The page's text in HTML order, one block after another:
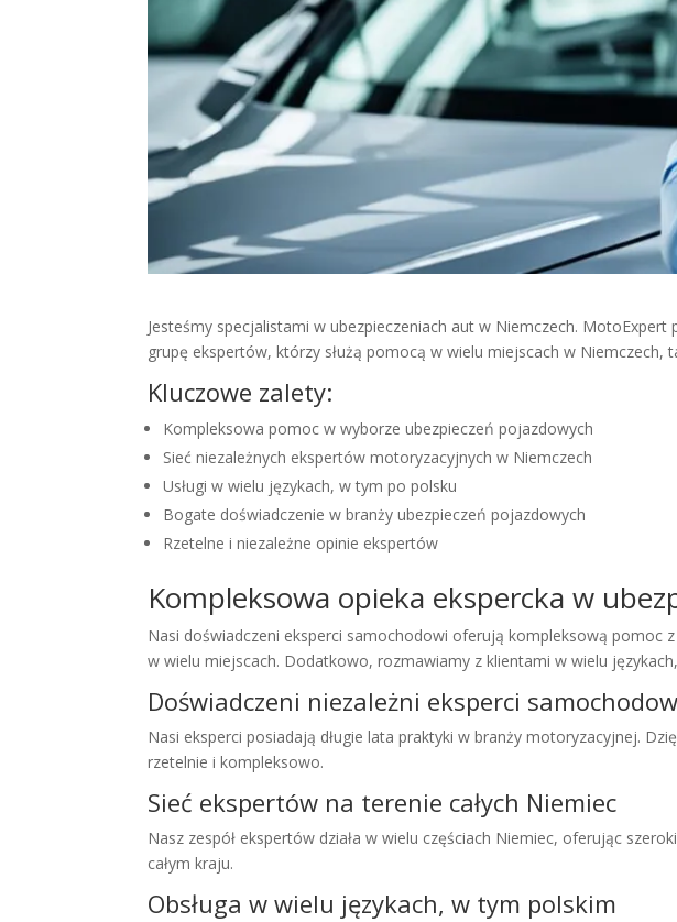
Jesteśmy specjalistami w ubezpieczeniach aut w Niemczech.
grupę ekspertów, którzy służą pomocą w wielu miejscach w Niemczech,
Kluczowe zalety:
Kompleksowa pomoc w wyborze ubezpieczeń pojazdowych
Sieć niezależnych ekspertów motoryzacyjnych w Niemczech
Usługi w wielu językach, w tym po polsku
Bogate doświadczenie w branży ubezpieczeń pojazdowych
Rzetelne i niezależne opinie ekspertów
Kompleksowa opieka ekspercka w
Nasi doświadczeni eksperci samochodowi oferują kompleksową pomoc
w wielu miejscach. Dodatkowo, rozmawiamy z klientami w wielu
Doświadczeni niezależni eksperci
Nasi eksperci posiadają długie lata praktyki w branży motoryzacyjnej.
rzetelnie i kompleksowo.
Sieć ekspertów na terenie całych Niemiec
Nasz zespół ekspertów działa w wielu częściach Niemiec, oferując
całym kraju.
Obsługa w wielu językach, w tym polskim